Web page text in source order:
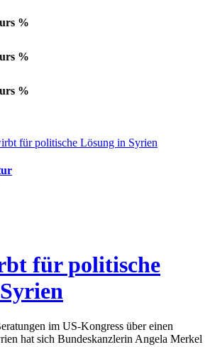
%
%
%
für politische Lösung in Syrien
für politische
im US-Kongress über einen
hat sich Bundeskanzlerin Angela Merkel